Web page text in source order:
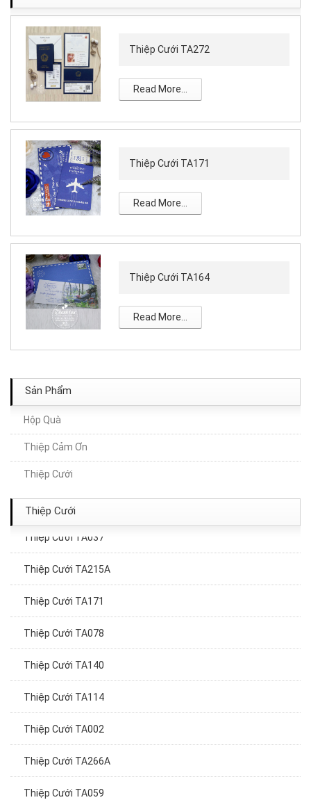
Thiệp Cưới TA272
Read More...
Thiệp Cưới TA171
Read More...
Thiệp Cưới TA164
Read More...
Sản Phẩm
Hộp Quà
Thiệp Cảm Ơn
Thiệp Cưới
Thiệp Cưới
Thiệp Cưới TA286
Thiệp cươi TA310
Thiệp Cưới TA215A
Thiệp Cưới TA171
Thiệp Cưới TA078
Thiệp Cưới TA140
Thiệp Cưới TA114
Thiệp Cưới TA002
Thiệp Cưới TA266A
Thiệp Cưới TA059